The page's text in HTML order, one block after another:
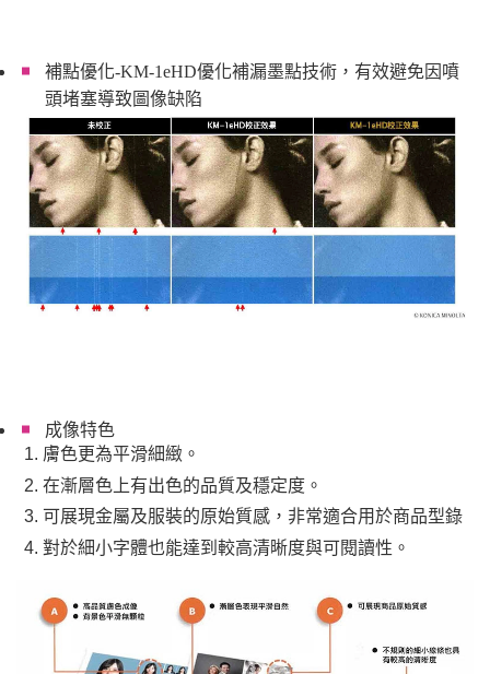
補點優化-KM-1eHD優化補漏墨點技術，有效避免因噴
頭堵塞導致圖像缺陷
成像特色
膚色更為平滑細緻。
在漸層色上有出色的品質及穩定度。
可展現金屬及服裝的原始質感，非常適合用於商品型錄
對於細小字體也能達到較高清晰度與可閱讀性。